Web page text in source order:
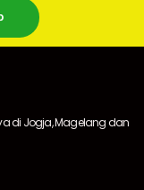
di Jogja, Magelang dan